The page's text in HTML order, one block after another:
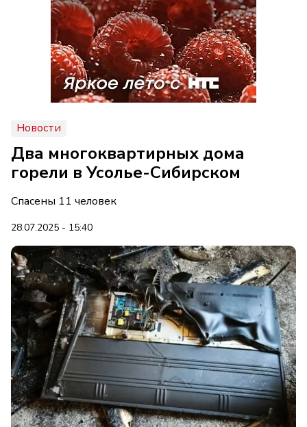
Новости
Два многоквартирных дома
горели в Усолье-Сибирском
Спасены 11 человек
28.07.2025 - 15:40